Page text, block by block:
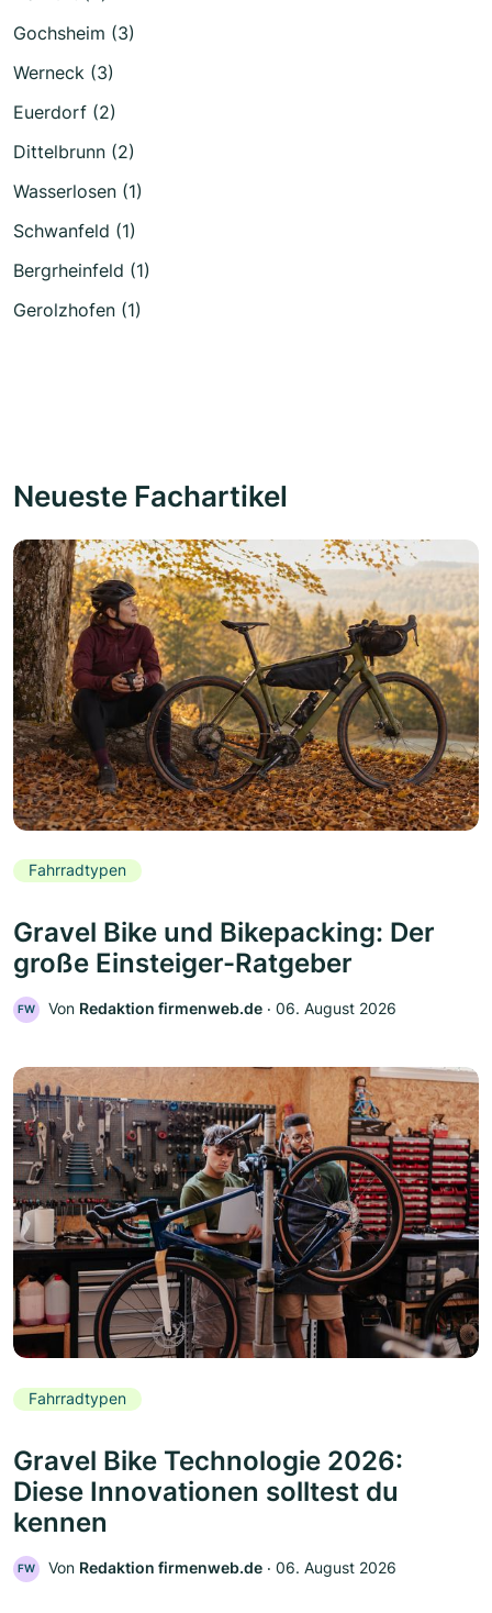
Gochsheim (3)
Werneck (3)
Euerdorf (2)
Dittelbrunn (2)
Wasserlosen (1)
Schwanfeld (1)
Bergrheinfeld (1)
Gerolzhofen (1)
Neueste Fachartikel
Fahrradtypen
Gravel Bike und Bikepacking: Der
große Einsteiger-Ratgeber
FW Von Redaktion firmenweb.de ‧ 06. August 2026
Fahrradtypen
Gravel Bike Technologie 2026:
Diese Innovationen solltest du
kennen
FW Von Redaktion firmenweb.de ‧ 06. August 2026